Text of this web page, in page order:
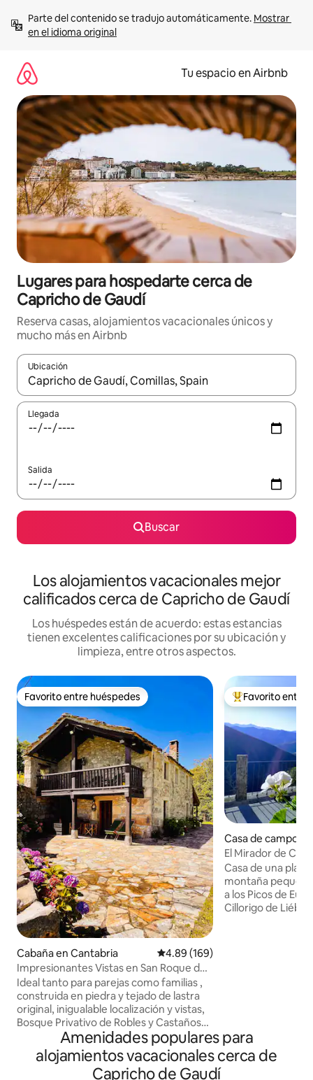
contenido
Parte del contenido se tradujo automáticamente. Mostrar
en el idioma original
Tu espacio en Airbnb
Lugares para hospedarte cerca de
Capricho de Gaudí
Reserva casas, alojamientos vacacionales únicos y
mucho más en Airbnb
Ubicación
Cuando los resultados estén disponibles, podrás navegar
Llegada
Salida
Buscar
Los alojamientos vacacionales mejor
calificados cerca de Capricho de Gaudí
Los huéspedes están de acuerdo: estas estancias
tienen excelentes calificaciones por su ubicación y
limpieza, entre otros aspectos.
Favorito entre huéspedes
Favorito entre huéspedes
Cabaña en Cantabria Calificación promedio: 4.89 de
4.89 (169)
Impresionantes Vistas en San Roque de
Riomiera
Ideal tanto para parejas como familias ,
construida en piedra y tejado de lastra
original, inigualable localización y vistas,
Bosque Privativo de Robles y Castaños
con mesa de picnic propia, extensa finca
para pasear en un entorno
espectacular,2 plantas,3 habitaciones
una de ellas con sofá y tv, Barbacoa -
De los mejores
Favorito entre
Casa de campo
El Mirador de
en Picos
Casa de una
montaña
a los Picos de
Cillorigo de
Amenidades populares para
alojamientos vacacionales cerca de
Capricho de Gaudí